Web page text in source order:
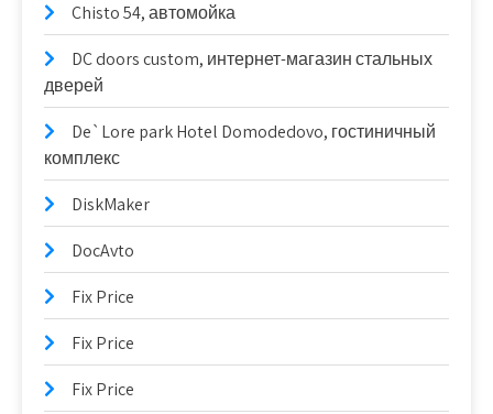
Chisto 54, автомойка
DC doors custom, интернет-магазин стальных
дверей
De`Lore park Hotel Domodedovo, гостиничный
комплекс
DiskMaker
DocAvto
Fix Price
Fix Price
Fix Price